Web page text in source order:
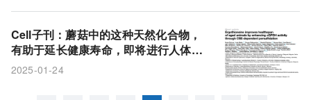
Cell子刊：蘑菇中的这种天然化合物，
有助于延长健康寿命，即将进行人体试
验
2025-01-24